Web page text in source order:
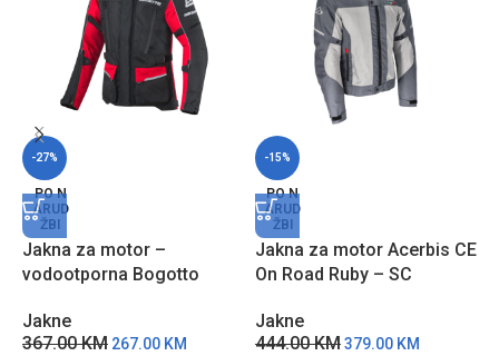
-27%
PO N
ARUD
ŽBI
Jakna za motor –
vodootporna Bogotto
Jakne
367.00KM 267.00 KM
-15%
PO N
ARUD
ŽBI
Jakna za motor Acerbis CE
On Road Ruby – SC
Jakne
444.00KM379.00 KM